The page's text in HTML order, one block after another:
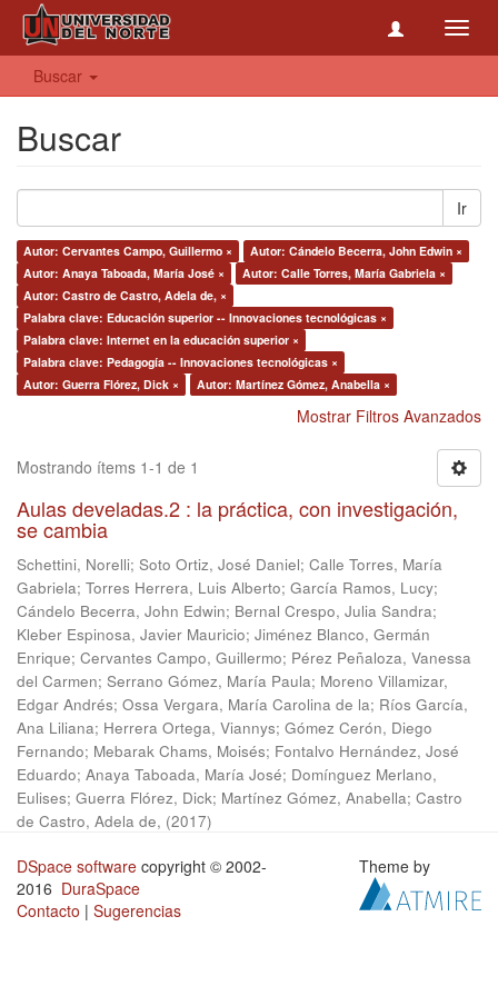
Buscar
Buscar
Ir
Autor: Cervantes Campo, Guillermo ×
Autor: Cándelo Becerra, John Edwin ×
Autor: Anaya Taboada, María José ×
Autor: Calle Torres, María Gabriela ×
Autor: Castro de Castro, Adela de, ×
Palabra clave: Educación superior -- Innovaciones tecnológicas ×
Palabra clave: Internet en la educación superior ×
Palabra clave: Pedagogía -- Innovaciones tecnológicas ×
Autor: Guerra Flórez, Dick ×
Autor: Martínez Gómez, Anabella ×
Mostrar Filtros Avanzados
Mostrando ítems 1-1 de 1
Aulas develadas.2 : la práctica, con investigación,
se cambia
Schettini, Norelli; Soto Ortiz, José Daniel; Calle Torres, María
Gabriela; Torres Herrera, Luis Alberto; García Ramos, Lucy;
Cándelo Becerra, John Edwin; Bernal Crespo, Julia Sandra;
Kleber Espinosa, Javier Mauricio; Jiménez Blanco, Germán
Enrique; Cervantes Campo, Guillermo; Pérez Peñaloza, Vanessa
del Carmen; Serrano Gómez, María Paula; Moreno Villamizar,
Edgar Andrés; Ossa Vergara, María Carolina de la; Ríos García,
Ana Liliana; Herrera Ortega, Viannys; Gómez Cerón, Diego
Fernando; Mebarak Chams, Moisés; Fontalvo Hernández, José
Eduardo; Anaya Taboada, María José; Domínguez Merlano,
Eulises; Guerra Flórez, Dick; Martínez Gómez, Anabella; Castro
de Castro, Adela de, (2017)
DSpace software copyright © 2002-
2016 DuraSpace
Contacto | Sugerencias
Theme by